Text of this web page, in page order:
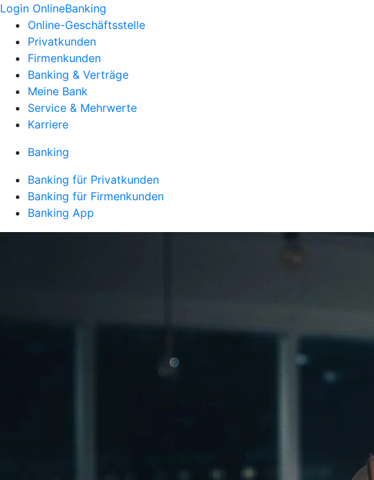
Login OnlineBanking
Online-Geschäftsstelle
Privatkunden
Firmenkunden
Banking & Verträge
Meine Bank
Service & Mehrwerte
Karriere
Banking
Banking für Privatkunden
Banking für Firmenkunden
Banking App